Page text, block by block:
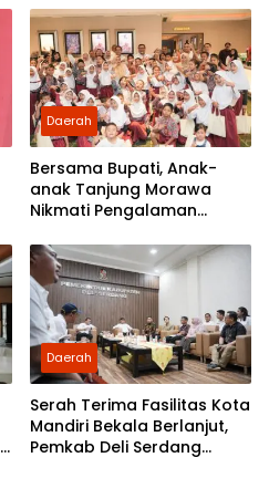
Daerah
Bersama Bupati, Anak-
anak Tanjung Morawa
Nikmati Pengalaman
Daerah
Serah Terima Fasilitas Kota
Mandiri Bekala Berlanjut,
Pemkab Deli Serdang